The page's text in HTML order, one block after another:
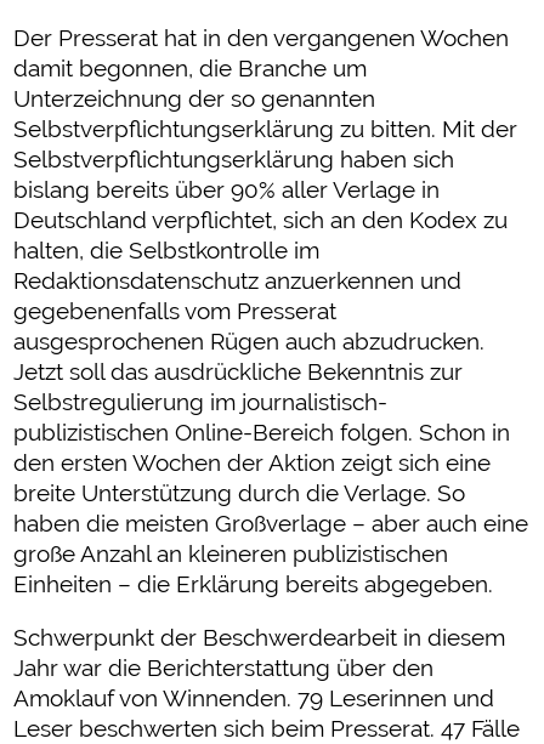
Der Presserat hat in den vergangenen Wochen
damit begonnen, die Branche um
Unterzeichnung der so genannten
Selbstverpflichtungserklärung zu bitten. Mit der
Selbstverpflichtungserklärung haben sich
bislang bereits über 90% aller Verlage in
Deutschland verpflichtet, sich an den Kodex zu
halten, die Selbstkontrolle im
Redaktionsdatenschutz anzuerkennen und
gegebenenfalls vom Presserat
ausgesprochenen Rügen auch abzudrucken.
Jetzt soll das ausdrückliche Bekenntnis zur
Selbstregulierung im journalistisch-
publizistischen Online-Bereich folgen. Schon in
den ersten Wochen der Aktion zeigt sich eine
breite Unterstützung durch die Verlage. So
haben die meisten Großverlage – aber auch eine
große Anzahl an kleineren publizistischen
Einheiten – die Erklärung bereits abgegeben.
Schwerpunkt der Beschwerdearbeit in diesem
Jahr war die Berichterstattung über den
Amoklauf von Winnenden. 79 Leserinnen und
Leser beschwerten sich beim Presserat. 47 Fälle